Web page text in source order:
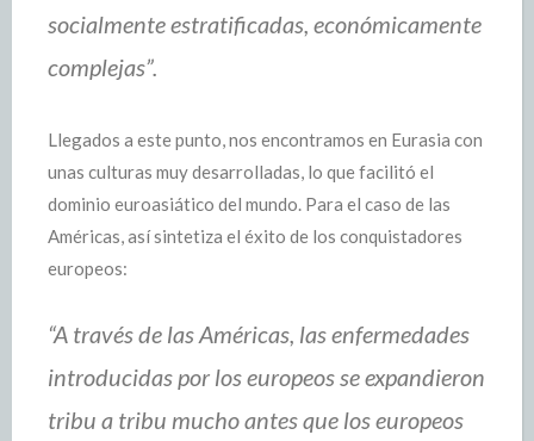
socialmente estratificadas, económicamente
complejas”.
Llegados a este punto, nos encontramos en Eurasia con
unas culturas muy desarrolladas, lo que facilitó el
dominio euroasiático del mundo. Para el caso de las
Américas, así sintetiza el éxito de los conquistadores
europeos:
“A través de las Américas, las enfermedades
introducidas por los europeos se expandieron
tribu a tribu mucho antes que los europeos